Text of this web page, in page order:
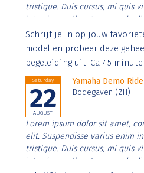
tristique. Duis cursus, mi quis
interdum nulla, ut commodo
Aenean faucibus nibh et justo
imperdiet. Nunc ut sem vitae
Schrijf je in op jouw
model en probeer deze
begeleiding uit. Ca 45
Saturday
22
AUGUST
Yamaha Demo
Bodegaven (ZH)
Lorem ipsum dolor sit amet,
elit. Suspendisse varius enim
tristique. Duis cursus, mi quis
interdum nulla, ut commodo